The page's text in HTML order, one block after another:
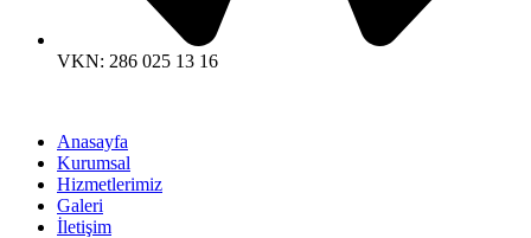
VKN: 286 025 13 16
Anasayfa
Kurumsal
Hizmetlerimiz
Galeri
İletişim